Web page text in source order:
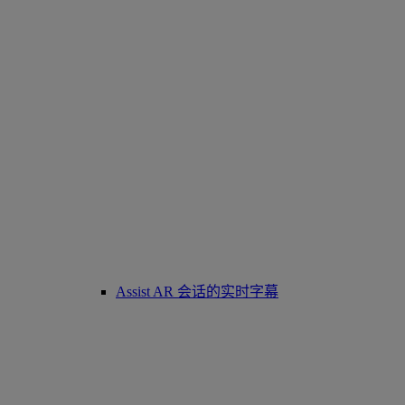
Assist AR 会话的实时字幕